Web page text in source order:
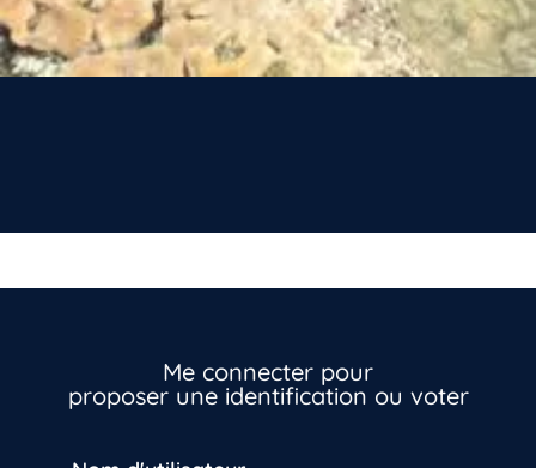
Me connecter pour
proposer une identification ou voter
Inscrivez-vous dès maintenant